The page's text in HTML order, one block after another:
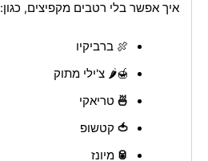
איך אפשר בלי רטבים מקפיצים, כגון:
🍖 ברביקיו
🍯🌶️ צ'ילי מתוק
🍜 טריאקי
🍅 קטשופ
🥫מיונז